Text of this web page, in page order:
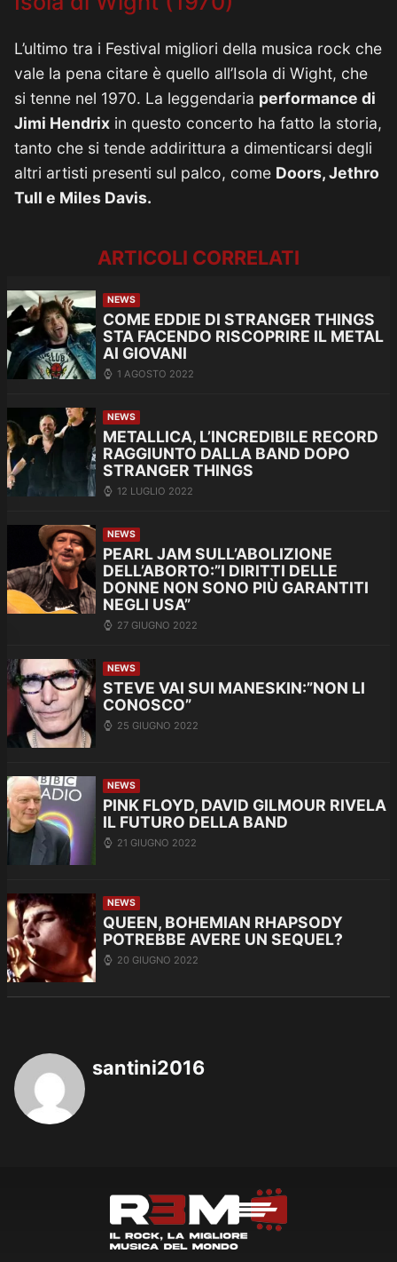
L’ultimo tra i Festival migliori della musica rock che
vale la pena citare è quello all’Isola di Wight, che
si tenne nel 1970. La leggendaria performance di
Jimi Hendrix in questo concerto ha fatto la storia,
tanto che si tende addirittura a dimenticarsi degli
altri artisti presenti sul palco, come Doors, Jethro
Tull e Miles Davis.
ARTICOLI CORRELATI
NEWS
COME EDDIE DI STRANGER THINGS
STA FACENDO RISCOPRIRE IL METAL
AI GIOVANI
1 AGOSTO 2022
NEWS
METALLICA, L’INCREDIBILE RECORD
RAGGIUNTO DALLA BAND DOPO
STRANGER THINGS
12 LUGLIO 2022
NEWS
PEARL JAM SULL’ABOLIZIONE
DELL’ABORTO:”I DIRITTI DELLE
DONNE NON SONO PIÙ GARANTITI
NEGLI USA”
27 GIUGNO 2022
NEWS
STEVE VAI SUI MANESKIN:”NON LI
CONOSCO”
25 GIUGNO 2022
NEWS
PINK FLOYD, DAVID GILMOUR RIVELA
IL FUTURO DELLA BAND
21 GIUGNO 2022
NEWS
QUEEN, BOHEMIAN RHAPSODY
POTREBBE AVERE UN SEQUEL?
20 GIUGNO 2022
santini2016